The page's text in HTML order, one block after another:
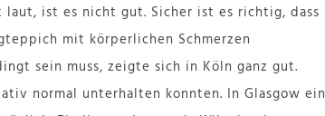
ist es nicht gut. Sicher ist es richtig, dass
mit körperlichen Schmerzen
sein muss, zeigte sich in Köln ganz gut.
normal unterhalten konnten. In Glasgow ein